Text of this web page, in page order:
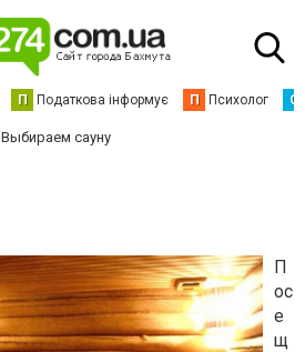
П Податкова інформує П Психолог С
Выбираем сауну
П
ос
е
щ